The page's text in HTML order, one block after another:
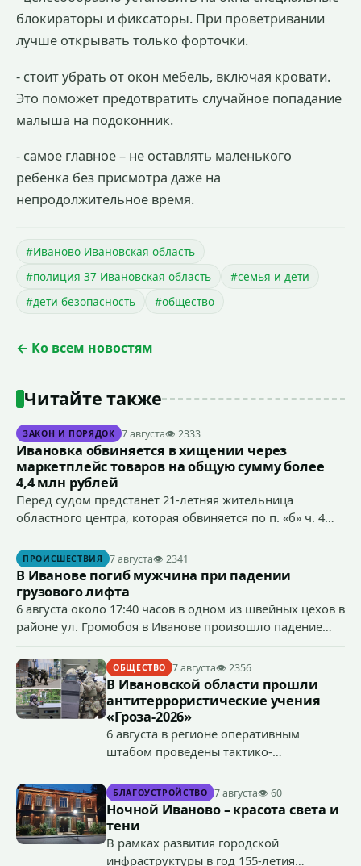
блокираторы и фиксаторы. При проветривании
лучше открывать только форточки.
- стоит убрать от окон мебель, включая кровати.
Это поможет предотвратить случайное попадание
малыша на подоконник.
- самое главное – не оставлять маленького
ребенка без присмотра даже на
непродолжительное время.
#Иваново Ивановская область
#полиция 37 Ивановская область
#семья и дети
#дети безопасность
#общество
← Ко всем новостям
Читайте также
ЗАКОН И ПОРЯДОК 7 августа👁 2333
Ивановка обвиняется в хищении через
маркетплейс товаров на общую сумму более
4,4 млн рублей
Перед судом предстанет 21-летняя жительница
областного центра, которая обвиняется по п. «б» ч. 4
сумму более 4,4 млн рублей через маркетплейс.
ПРОИСШЕСТВИЯ 7 августа👁 2341
В Иванове погиб мужчина при падении
грузового лифта
6 августа около 17:40 часов в одном из швейных цехов в
районе ул. Громобоя в Иванове произошло падение
ОБЩЕСТВО 7 августа👁 2356
В Ивановской области прошли
антитеррористические учения
«Гроза-2026»
6 августа в регионе оперативным
штабом проведены тактико-
террористического акта на объекте
органов государственной власти.
«Гроза-2026».
БЛАГОУСТРОЙСТВО 7 августа👁 60
Ночной Иваново – красота света и
тени
В рамках развития городской
инфраструктуры в год 155-летия